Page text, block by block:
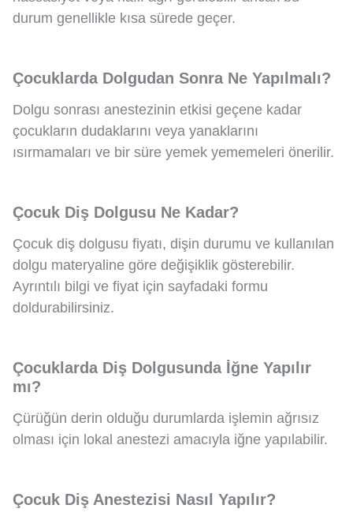
durum genellikle kısa sürede geçer.
Çocuklarda Dolgudan Sonra Ne Yapılmalı?
Dolgu sonrası anestezinin etkisi geçene kadar
çocukların dudaklarını veya yanaklarını
ısırmamaları ve bir süre yemek yememeleri önerilir.
Çocuk Diş Dolgusu Ne Kadar?
Çocuk diş dolgusu fiyatı, dişin durumu ve kullanılan
dolgu materyaline göre değişiklik gösterebilir.
Ayrıntılı bilgi ve fiyat için sayfadaki formu
doldurabilirsiniz.
Çocuklarda Diş Dolgusunda İğne Yapılır
mı?
Çürüğün derin olduğu durumlarda işlemin ağrısız
olması için lokal anestezi amacıyla iğne yapılabilir.
Çocuk Diş Anestezisi Nasıl Yapılır?